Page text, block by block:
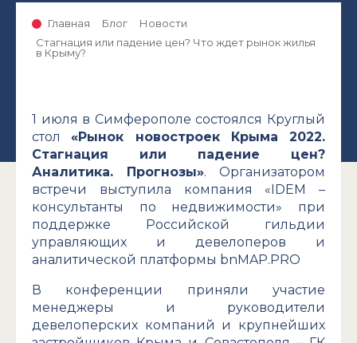
Главная Блог
Новости
Стагнация или падение цен? Что ждет рынок жилья
в Крыму?
1 июля в Симферополе состоялся Круглый
стол«Рынок новостроек Крыма 2022.
Стагнация или падение цен?
Аналитика. Прогнозы». Организатором
встречи выступила компания «IDEM –
консультанты по недвижимости» при
поддержке Российской гильдии
управляющих и девелоперов и
аналитической платформы bnMAP.PRO
В конференции приняли участие
менеджеры и руководители
девелоперских компаний и крупнейших